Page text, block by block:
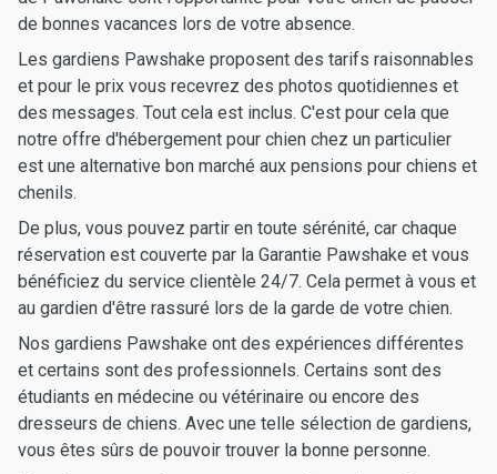
de bonnes vacances lors de votre absence.
Les gardiens Pawshake proposent des tarifs raisonnables
et pour le prix vous recevrez des photos quotidiennes et
des messages. Tout cela est inclus. C'est pour cela que
notre offre d'hébergement pour chien chez un particulier
est une alternative bon marché aux pensions pour chiens et
chenils.
De plus, vous pouvez partir en toute sérénité, car chaque
réservation est couverte par la Garantie Pawshake et vous
bénéficiez du service clientèle 24/7. Cela permet à vous et
au gardien d'être rassuré lors de la garde de votre chien.
Nos gardiens Pawshake ont des expériences différentes
et certains sont des professionnels. Certains sont des
étudiants en médecine ou vétérinaire ou encore des
dresseurs de chiens. Avec une telle sélection de gardiens,
vous êtes sûrs de pouvoir trouver la bonne personne.